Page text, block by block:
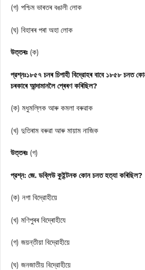
(গ) পশ্চিম ভাৰতৰ বঙালী লোক
(ঘ) বিহাৰৰ পৰা অহা লোক
উত্তৰঃ (ক)
প্রশ্নঃ১৮৫৭ চনৰ চিপাহী বিদ্রোহৰ বাবে ১৮৫৮ চনত
চৰকাৰে আন্দামানলৈ প্ৰেৰণ কৰিছিল?
(ক) মধুমল্লিক আৰু কমলা বৰুৱাক
(খ) দুতিৰাম বৰুৱা আৰু মায়াম নাজিক
উত্তৰঃ (গ)
প্রশ্ন: জে. ডব্লিউ কুইন্টনক কোন চনত হত্যা কৰিছিল?
(ক) নগা বিদ্রোহীয়ে
(খ) মণিপুৰৰ বিদ্ৰোহীযে
(গ) জয়ন্তীয়া বিদ্রোহীয়ে
(ঘ) জনজাতীয় বিদ্রোহীয়ে